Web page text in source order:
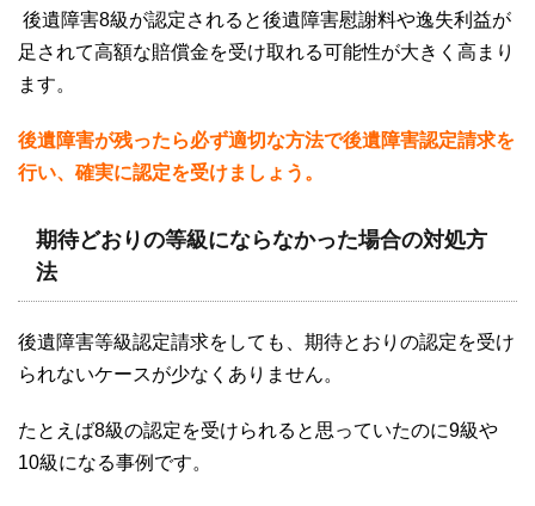
後遺障害8級が認定されると後遺障害慰謝料や逸失利益が
足されて高額な賠償金を受け取れる可能性が大きく高まり
ます。
後遺障害が残ったら必ず適切な方法で後遺障害認定請求を
行い、確実に認定を受けましょう。
期待どおりの等級にならなかった場合の対処方
法
後遺障害等級認定請求をしても、期待とおりの認定を受け
られないケースが少なくありません。
たとえば8級の認定を受けられると思っていたのに9級や
10級になる事例です。